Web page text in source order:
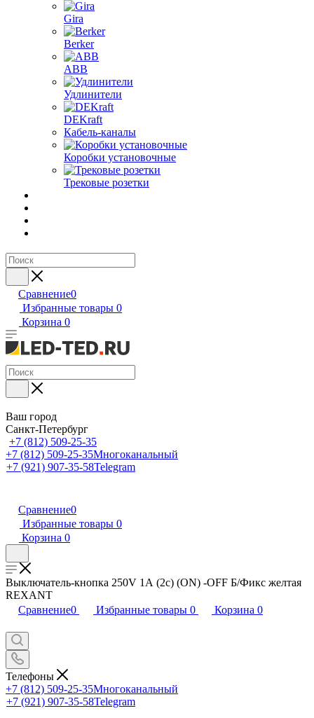
Gira
Berker
ABB
Удлинители
DEKraft
Кабель-каналы
Коробки установочные
Трековые розетки
Сравнение0
Избранные товары 0
Корзина 0
Ваш город
Санкт-Петербург
+7 (812) 509-25-35
+7 (812) 509-25-35Многоканальный
+7 (921) 907-35-58Telegram
Сравнение0
Избранные товары 0
Корзина 0
Выключатель-кнопка 250V 1А (2с) (ON) -OFF Б/Фикс желтая
REXANT
Сравнение0 Избранные товары 0 Корзина 0
Телефоны
+7 (812) 509-25-35Многоканальный
+7 (921) 907-35-58Telegram